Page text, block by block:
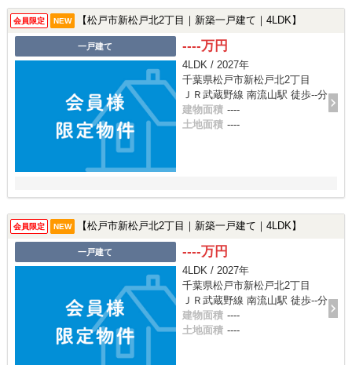
会員限定 NEW 【松戸市新松戸北2丁目｜新築一戸建て｜4LDK】
一戸建て ----万円
4LDK / 2027年
千葉県松戸市新松戸北2丁目
ＪＲ武蔵野線 南流山駅 徒歩--分
建物面積 ----
土地面積 ----
会員限定 NEW 【松戸市新松戸北2丁目｜新築一戸建て｜4LDK】
一戸建て ----万円
4LDK / 2027年
千葉県松戸市新松戸北2丁目
ＪＲ武蔵野線 南流山駅 徒歩--分
建物面積 ----
土地面積 ----